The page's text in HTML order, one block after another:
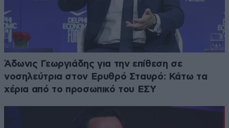
Άδωνις Γεωργιάδης για την επίθεση σε
νοσηλεύτρια στον Ερυθρό Σταυρό: Κάτω τα
χέρια από το προσωπικό του ΕΣΥ